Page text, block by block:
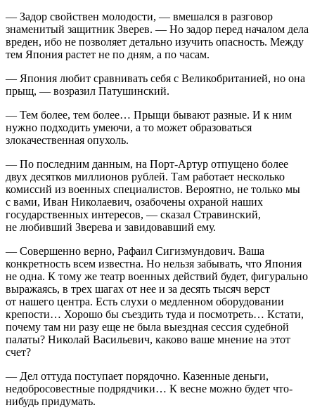
— Задор свойствен молодости, — вмешался в разговор
знаменитый защитник Зверев. — Но задор перед началом дела
вреден, ибо не позволяет детально изучить опасность. Между
тем Япония растет не по дням, а по часам.
— Япония любит сравнивать себя с Великобританией, но она
прыщ, — возразил Патушинский.
— Тем более, тем более… Прыщи бывают разные. И к ним
нужно подходить умеючи, а то может образоваться
злокачественная опухоль.
— По последним данным, на Порт-Артур отпущено более
двух десятков миллионов рублей. Там работает несколько
комиссий из военных специалистов. Вероятно, не только мы
с вами, Иван Николаевич, озабочены охраной наших
государственных интересов, — сказал Стравинский,
не любивший Зверева и завидовавший ему.
— Совершенно верно, Рафаил Сигизмундович. Ваша
конкретность всем известна. Но нельзя забывать, что Япония
не одна. К тому же театр военных действий будет, фигурально
выражаясь, в трех шагах от нее и за десять тысяч верст
от нашего центра. Есть слухи о медленном оборудовании
крепости… Хорошо бы съездить туда и посмотреть… Кстати,
почему там ни разу еще не была выездная сессия судебной
палаты? Николай Васильевич, каково ваше мнение на этот
счет?
— Дел оттуда поступает порядочно. Казенные деньги,
недобросовестные подрядчики… К весне можно будет что-
нибудь придумать.